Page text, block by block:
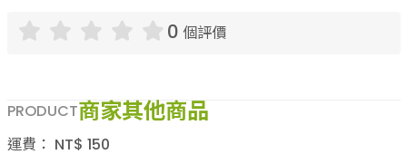
0 個評價
PRODUCT商家其他商品
運費： NT$ 150